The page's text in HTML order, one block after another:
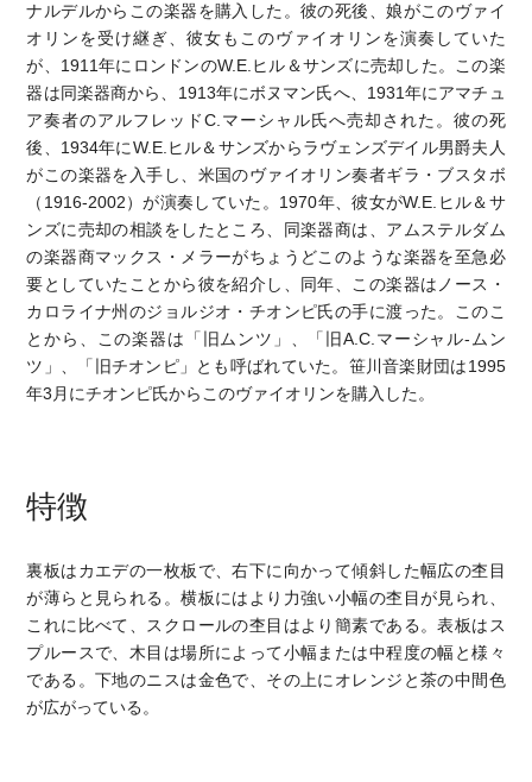
ナルデルからこの楽器を購入した。彼の死後、娘がこのヴァイ
オリンを受け継ぎ、彼女もこのヴァイオリンを演奏していた
が、1911年にロンドンのW.E.ヒル＆サンズに売却した。この楽
器は同楽器商から、1913年にボヌマン氏へ、1931年にアマチュ
ア奏者のアルフレッドC.マーシャル氏へ売却された。彼の死
後、1934年にW.E.ヒル＆サンズからラヴェンズデイル男爵夫人
がこの楽器を入手し、米国のヴァイオリン奏者ギラ・ブスタボ
（1916-2002）が演奏していた。1970年、彼女がW.E.ヒル＆サ
ンズに売却の相談をしたところ、同楽器商は、アムステルダム
の楽器商マックス・メラーがちょうどこのような楽器を至急必
要としていたことから彼を紹介し、同年、この楽器はノース・
カロライナ州のジョルジオ・チオンピ氏の手に渡った。このこ
とから、この楽器は「旧ムンツ」、「旧A.C.マーシャル-ムン
ツ」、「旧チオンピ」とも呼ばれていた。笹川音楽財団は1995
年3月にチオンピ氏からこのヴァイオリンを購入した。
特徴
裏板はカエデの一枚板で、右下に向かって傾斜した幅広の杢目
が薄らと見られる。横板にはより力強い小幅の杢目が見られ、
これに比べて、スクロールの杢目はより簡素である。表板はス
プルースで、木目は場所によって小幅または中程度の幅と様々
である。下地のニスは金色で、その上にオレンジと茶の中間色
が広がっている。